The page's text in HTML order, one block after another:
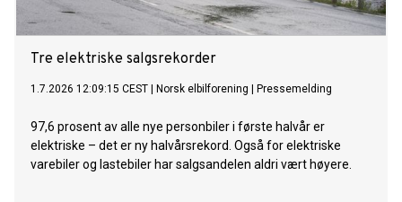
Tre elektriske salgsrekorder
1.7.2026 12:09:15 CEST Norsk elbilforening Pressemelding
97,6 prosent av alle nye personbiler i første halvår er
elektriske – det er ny halvårsrekord. Også for elektriske
varebiler og lastebiler har salgsandelen aldri vært høyere.